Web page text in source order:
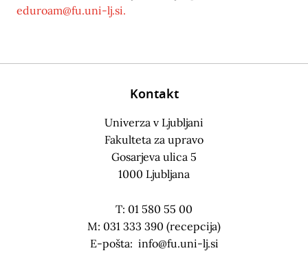
eduroam@fu.uni-lj.si.
Kontakt
Univerza v Ljubljani
Fakulteta za upravo
Gosarjeva ulica 5
1000 Ljubljana
T: 01 580 55 00
M: 031 333 390 (recepcija)
E-pošta: info@fu.uni-lj.si